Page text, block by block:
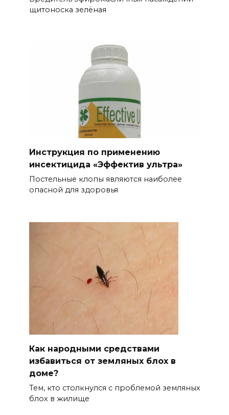
щитоноска зелёная
Инструкция по применению
инсектицида «Эффектив ультра»
Постельные клопы являются наиболее
опасной для здоровья
Как народными средствами
избавиться от земляных блох в
доме?
Тем, кто столкнулся с проблемой земляных
блох в жилище